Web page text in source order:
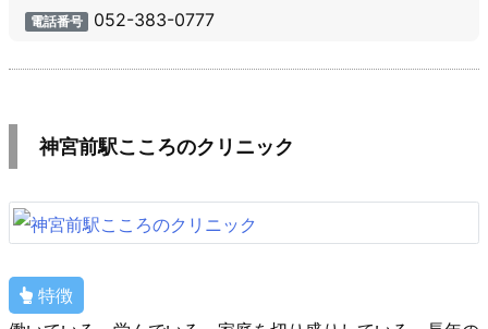
電話番号 052-383-0777
神宮前駅こころのクリニック
特徴